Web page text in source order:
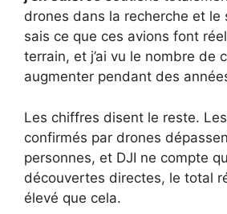
drones dans la recherche et le
sais ce que ces avions font
terrain, et j’ai vu le nombre de
augmenter pendant des
Les chiffres disent le reste.
confirmés par drones
personnes, et DJI ne compte
découvertes directes, le total
élevé que cela.